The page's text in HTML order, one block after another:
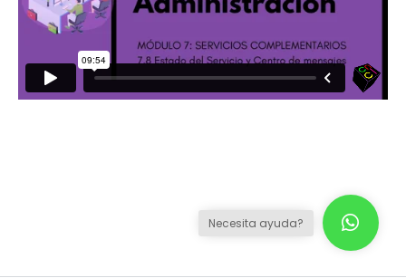
Necesita ayuda?